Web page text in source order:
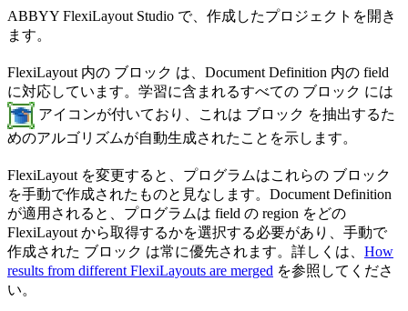
ABBYY FlexiLayout Studio で、作成したプロジェクトを開き
ます。
FlexiLayout 内の ブロック は、Document Definition 内の field
に対応しています。学習に含まれるすべての ブロック には
アイコンが付いており、これは ブロック を抽出するた
めのアルゴリズムが自動生成されたことを示します。
FlexiLayout を変更すると、プログラムはこれらの ブロック
を手動で作成されたものと見なします。Document Definition
が適用されると、プログラムは field の region をどの
FlexiLayout から取得するかを選択する必要があり、手動で
作成された ブロック は常に優先されます。詳しくは、 How
results from different FlexiLayouts are merged を参照してくださ
い。